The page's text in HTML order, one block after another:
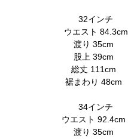
32インチ
ウエスト 84.3cm
渡り 35cm
股上 39cm
総丈 111cm
裾まわり 48cm
34インチ
ウエスト 92.4cm
渡り 35cm